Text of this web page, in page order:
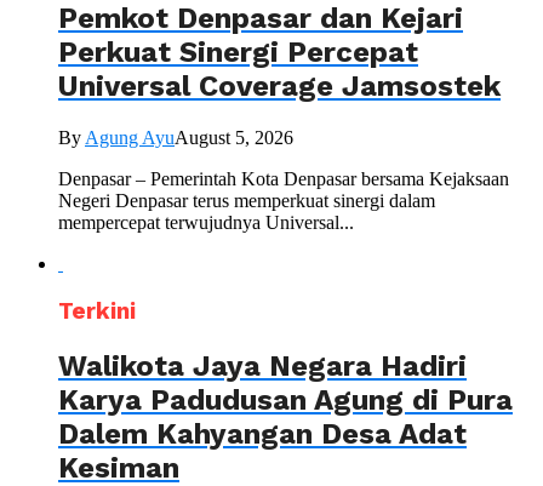
Pemkot Denpasar dan Kejari
Perkuat Sinergi Percepat
Universal Coverage Jamsostek
By Agung AyuAugust 5, 2026
Denpasar – Pemerintah Kota Denpasar bersama Kejaksaan
Negeri Denpasar terus memperkuat sinergi dalam
mempercepat terwujudnya Universal...
Terkini
Walikota Jaya Negara Hadiri
Karya Padudusan Agung di Pura
Dalem Kahyangan Desa Adat
Kesiman